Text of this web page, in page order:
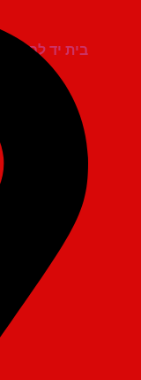
בית יד לבנים אשדוד